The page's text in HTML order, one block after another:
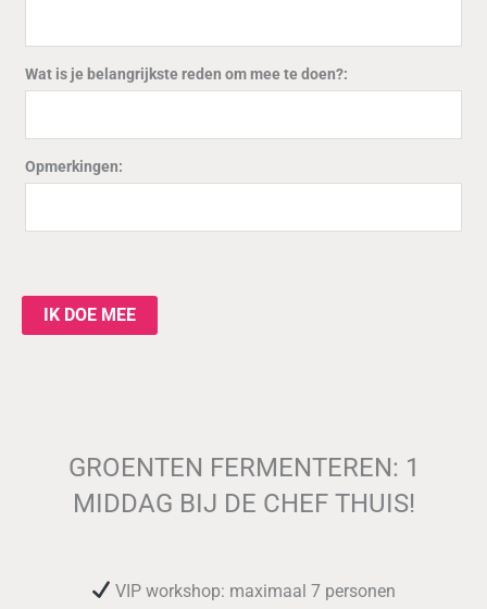
Wat is je belangrijkste reden om mee te doen?:
Opmerkingen:
IK DOE MEE
GROENTEN FERMENTEREN: 1
MIDDAG BIJ DE CHEF THUIS!
VIP workshop: maximaal 7 personen